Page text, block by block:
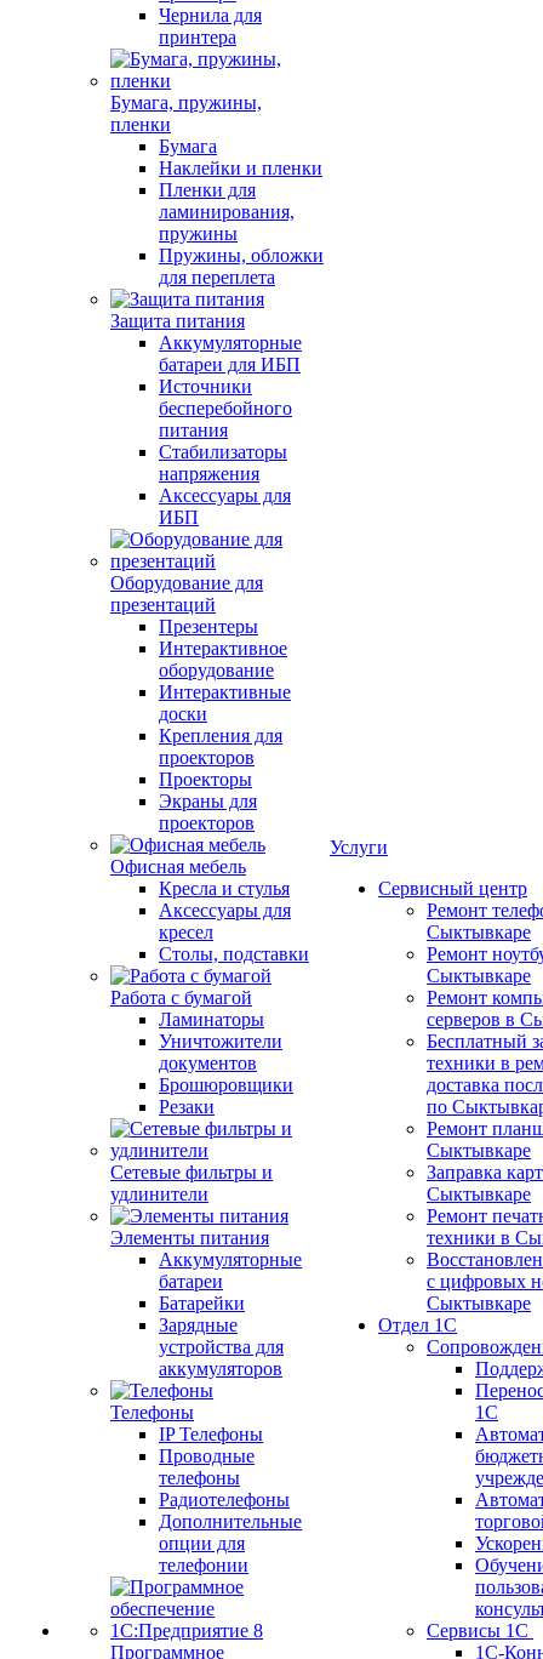
Чернила для
принтера
Бумага, пружины,
пленки
Бумага
Наклейки и пленки
Пленки для
ламинирования,
пружины
Пружины, обложки
для переплета
Защита питания
Аккумуляторные
батареи для ИБП
Источники
бесперебойного
питания
Стабилизаторы
напряжения
Аксессуары для
ИБП
Оборудование для
презентаций
Презентеры
Интерактивное
оборудование
Интерактивные
доски
Крепления для
проекторов
Проекторы
Экраны для
проекторов
Офисная мебель
Кресла и стулья
Аксессуары для
кресел
Столы, подставки
Работа с бумагой
Ламинаторы
Уничтожители
документов
Брошюровщики
Резаки
Сетевые фильтры и
удлинители
Элементы питания
Аккумуляторные
батареи
Батарейки
Зарядные
устройства для
аккумуляторов
Телефоны
IP Телефоны
Проводные
телефоны
Радиотелефоны
Дополнительные
опции для
телефонии
Программное
Услуги
Сервисный центр
Ремонт
Сыктывкаре
Ремонт
Сыктывкаре
Ремонт
серверов в
Бесплатный
техники в
доставка
по
Ремонт
Сыктывкаре
Заправка
Сыктывкаре
Ремонт
техники в
с цифровых
Сыктывкаре
Отдел 1С
1С
Сервисы 1С
1С-